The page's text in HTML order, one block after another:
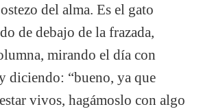
del alma. Es el gato
de debajo de la frazada,
mirando el día con
diciendo: “bueno, ya que
vivos, hagámoslo con algo